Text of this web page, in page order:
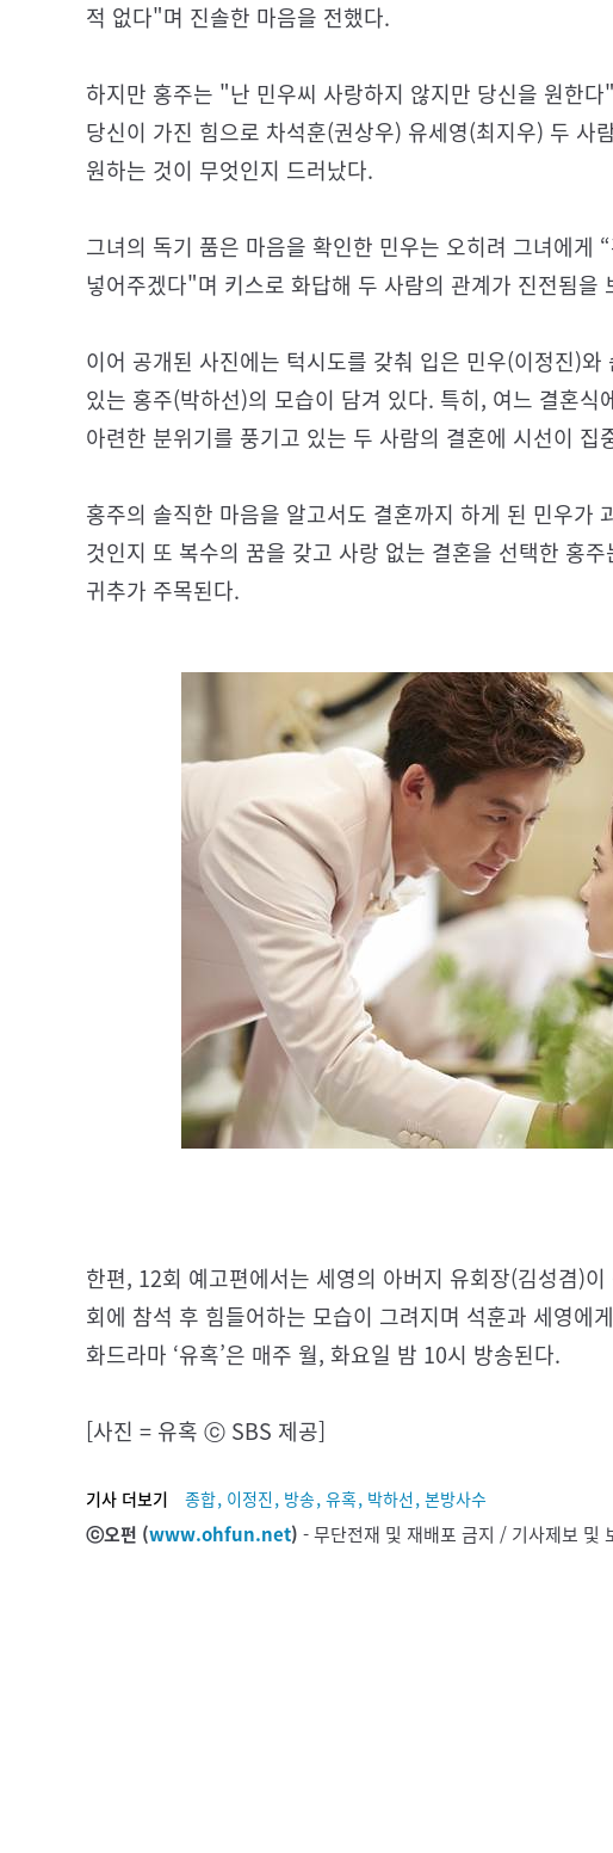
적 없다"며 진솔한 마음을 전했다.
하지만 홍주는 "난 민우씨 사랑하지 않지만 당신을 원한
당신이 가진 힘으로 차석훈(권상우) 유세영(최지우) 두 사
원하는 것이 무엇인지 드러났다.
그녀의 독기 품은 마음을 확인한 민우는 오히려 그녀에게
넣어주겠다"며 키스로 화답해 두 사람의 관계가 진전됨을
이어 공개된 사진에는 턱시도를 갖춰 입은 민우(이정진)
있는 홍주(박하선)의 모습이 담겨 있다. 특히, 여느 결혼
아련한 분위기를 풍기고 있는 두 사람의 결혼에 시선이 집
홍주의 솔직한 마음을 알고서도 결혼까지 하게 된 민우가
것인지 또 복수의 꿈을 갖고 사랑 없는 결혼을 선택한 홍
귀추가 주목된다.
한편, 12회 예고편에서는 세영의 아버지 유회장(김성겸)
회에 참석 후 힘들어하는 모습이 그려지며 석훈과 세영에
화드라마 ‘유혹’은 매주 월, 화요일 밤 10시 방송된다.
[사진 = 유혹 ⓒ SBS 제공]
기사 더보기 종합, 이정진, 방송, 유혹, 박하선, 본방사수
ⓒ오펀 (www.ohfun.net) - 무단전재 및 재배포 금지 / 기사제보 및